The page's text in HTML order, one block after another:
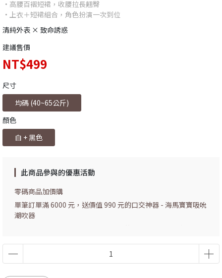
•高腰百褶短裙，收腰拉長翹臀
•上衣＋短裙組合，角色扮演一次到位
清純外表 × 致命誘惑
建議售價
NT$499
尺寸
均碼 (40~65公斤)
顏色
白 + 黑色
此商品參與的優惠活動
零碼商品加價購
單筆訂單滿 6000 元，送價值 990 元的口交神器 - 海馬寶寶吸吮
潮吹器